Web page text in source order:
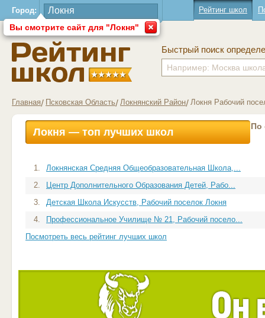
Город:
Вы смотрите сайт для "Локня"
Рейтинг школ
Быстрый поиск
Главная Псковская Область Локнянский Район Локня Рабочий
Локня — топ лучших школ По
1.
Локнянская Средняя Общеобразовательная Школа,...
2.
Центр Дополнительного Образования Детей, Рабо...
3.
Детская Школа Искусств, Рабочий поселок Локня
4.
Профессиональное Училище № 21, Рабочий посело...
Посмотреть весь рейтинг лучших школ